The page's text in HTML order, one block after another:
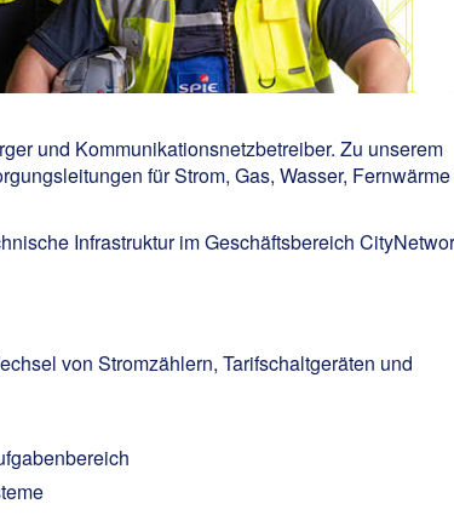
und Kommunikationsnetzbetreiber. Zu unserem
für Strom, Gas, Wasser,
Infrastruktur im Geschäftsbereich
von Stromzählern, Tarifschaltgeräten und